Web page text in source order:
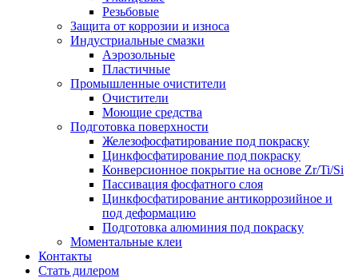
Резьбовые
Защита от коррозии и износа
Индустриальные смазки
Аэрозольные
Пластичные
Промышленные очистители
Очистители
Моющие средства
Подготовка поверхности
Железофосфатирование под покраску
Цинкфосфатирование под покраску
Конверсионное покрытие на основе Zr/Ti/Si
Пассивация фосфатного слоя
Цинкфосфатирование антикоррозийное и
под деформацию
Подготовка алюминия под покраску
Моментальные клеи
Контакты
Стать дилером